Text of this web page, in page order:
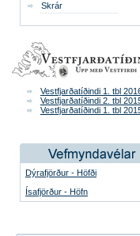
Skrár
Vestfjarðatíðindi 1. tbl
Vestfjarðatíðindi 2. tbl
Vestfjarðatíðindi 1. tbl
Dýrafjörður - Höfði
Ísafjörður - Höfn